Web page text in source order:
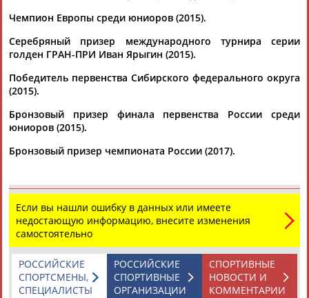
АББАТЕ-
БУЛАТОВА
АББЯСОВА
АБДИКАРИМОВААБДРАХМАНОВ
Чемпион Европы среди юниоров (2015).
Серебряный призер международного турнира серии
голден ГРАН-ПРИ Иван Ярыгин (2015).
Победитель первенства Сибирского федерального округа
(2015).
Бронзовый призер финала первенства России среди
юниоров (2015).
Бронзовый призер чемпионата России (2017).
Если вы нашли ошибку в данных или имеете
недостающую информацию, внесите изменения
самостоятельно
СПОРТИВНЫЕ
НОВОСТИ И
КОММЕНТАРИИ
РОССИЙСКИЕ
СПОРТИВНЫЕ
ОРГАНИЗАЦИИ
РОССИЙСКИЕ
СПОРТСМЕНЫ,
СПЕЦИАЛИСТЫ